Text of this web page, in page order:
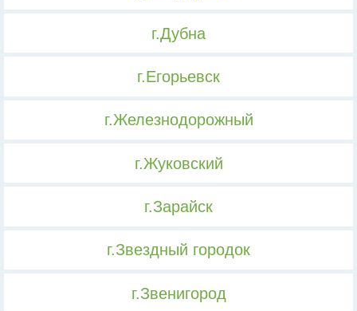
г.Дубна
г.Егорьевск
г.Железнодорожный
г.Жуковский
г.Зарайск
г.Звездный городок
г.Звенигород